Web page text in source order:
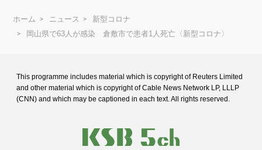
ホーム ニュース
新型コロナ
岡山県で63人が感染 倉敷市で患者1人死亡〈新型コロナ〉
This programme includes material which is copyright of Reuters Limited
and other material which is copyright of Cable News Network LP, LLLP
(CNN) and which may be captioned in each text. All rights reserved.